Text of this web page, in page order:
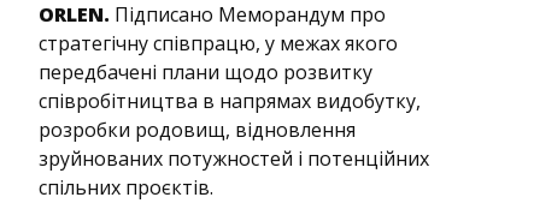
ORLEN. Підписано Меморандум про
стратегічну співпрацю, у межах якого
передбачені плани щодо розвитку
співробітництва в напрямах видобутку,
розробки родовищ, відновлення
зруйнованих потужностей і потенційних
спільних проєктів.